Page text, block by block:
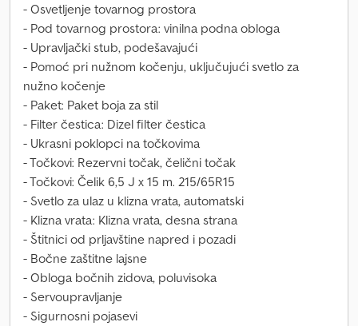
- Osvetljenje tovarnog prostora
- Pod tovarnog prostora: vinilna podna obloga
- Upravljački stub, podešavajući
- Pomoć pri nužnom kočenju, uključujući svetlo za
nužno kočenje
- Paket: Paket boja za stil
- Filter čestica: Dizel filter čestica
- Ukrasni poklopci na točkovima
- Točkovi: Rezervni točak, čelični točak
- Točkovi: Čelik 6,5 J x 15 m. 215/65R15
- Svetlo za ulaz u klizna vrata, automatski
- Klizna vrata: Klizna vrata, desna strana
- Štitnici od prljavštine napred i pozadi
- Bočne zaštitne lajsne
- Obloga bočnih zidova, poluvisoka
- Servoupravljanje
- Sigurnosni pojasevi